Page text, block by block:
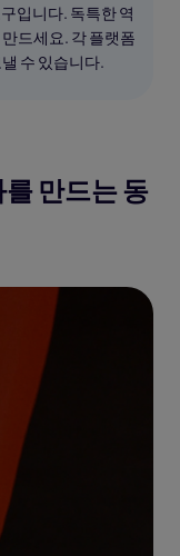
입니다. 독특한 역
드세요. 각 플랫폼
수 있습니다.
만드는 동